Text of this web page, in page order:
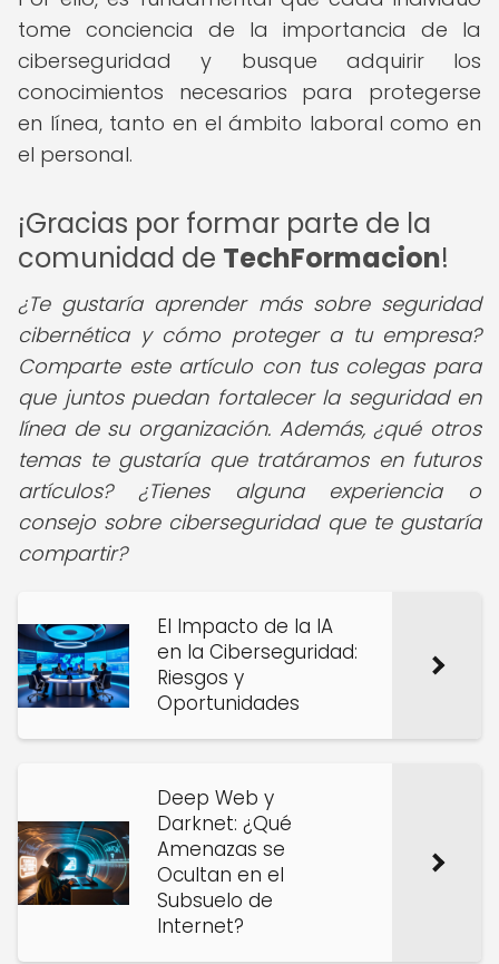
tome conciencia de la importancia de la
ciberseguridad y busque adquirir los
conocimientos necesarios para protegerse
en línea, tanto en el ámbito laboral como en
el personal.
¡Gracias por formar parte de la
comunidad de TechFormacion!
¿Te gustaría aprender más sobre seguridad
cibernética y cómo proteger a tu empresa?
Comparte este artículo con tus colegas para
que juntos puedan fortalecer la seguridad en
línea de su organización. Además, ¿qué otros
temas te gustaría que tratáramos en futuros
artículos? ¿Tienes alguna experiencia o
consejo sobre ciberseguridad que te gustaría
compartir?
El Impacto de la IA
en la Ciberseguridad:
Riesgos y
Oportunidades
Deep Web y
Darknet: ¿Qué
Amenazas se
Ocultan en el
Subsuelo de
Internet?